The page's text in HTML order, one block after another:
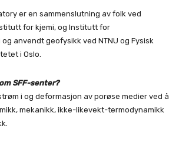
er en sammenslutning av folk ved
for kjemi, og Institutt for
anvendt geofysikk ved NTNU og Fysisk
i Oslo.
SFF-senter?
i og deformasjon av porøse medier ved å
mekanikk, ikke-likevekt-termodynamikk